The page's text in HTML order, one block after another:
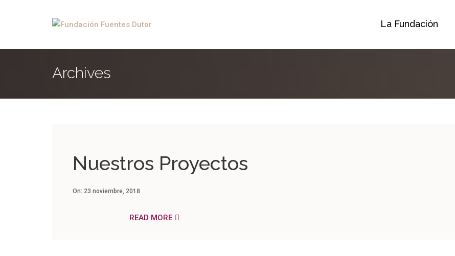
La Fundación
Archives
Nuestros Proyectos
On: 23 noviembre, 2018
READ MORE